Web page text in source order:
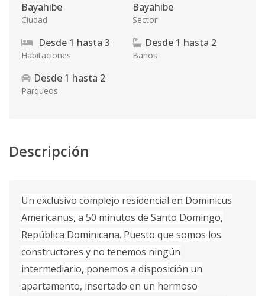
Bayahibe
Ciudad
Bayahibe
Sector
Desde 1 hasta 3
Habitaciones
Desde 1 hasta 2
Baños
Desde 1 hasta 2
Parqueos
Descripción
Un exclusivo complejo residencial en Dominicus
Americanus, a 50 minutos de Santo Domingo,
República Dominicana. Puesto que somos los
constructores y no tenemos ningún
intermediario, ponemos a disposición un
apartamento, insertado en un hermoso